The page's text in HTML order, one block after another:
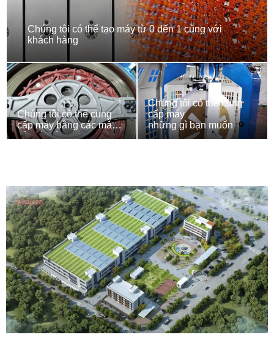
Chúng tôi có thể tạo máy từ 0 đến 1 cùng với
khách hàng
Chúng tôi có thể cung
cấp máy bằng các mẫu
sắp tới của bạn
Chúng tôi có thể cung
cấp máy
những gì bạn muốn